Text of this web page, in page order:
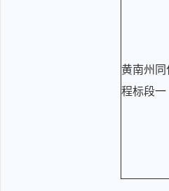
黄南州同
程标段一